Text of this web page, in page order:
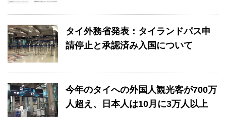
タイ外務省発表：タイランドパス申
請停止と承認済み入国について
今年のタイへの外国人観光客が700万
人超え、日本人は10月に3万人以上